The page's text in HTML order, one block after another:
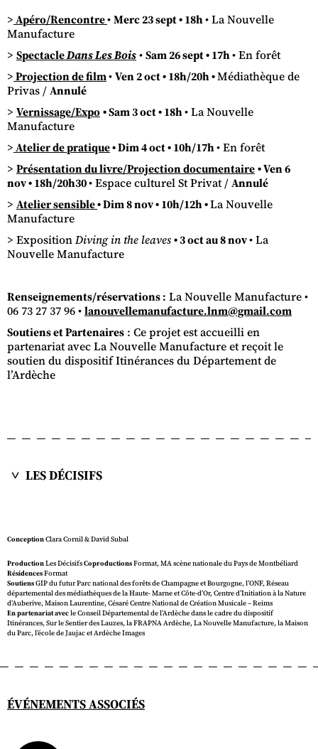
>Apéro/Rencontre•Merc 23 sept • 18h• La Nouvelle
Manufacture
> SpectacleDans Les Bois•Sam 26 sept • 17h• En forêt
>Projection de film•Ven 2 oct • 18h/20h •Médiathèque de
Privas /Annulé
> Vernissage/Expo• Sam 3 oct • 18h• La Nouvelle
Manufacture
>Atelier de pratique• Dim 4 oct • 10h/17h• En forêt
> Présentation du livre/Projection documentaire• Ven 6
nov • 18h/20h30• Espace culturel St Privat /Annulé
> Atelier sensible• Dim 8 nov • 10h/12h •La Nouvelle
Manufacture
> ExpositionDiving in the leaves• 3 oct au 8 nov• La
Nouvelle Manufacture
Renseignements/réservations : La Nouvelle Manufacture •
06 73 27 37 96 •lanouvellemanufacture.lnm@gmail.com
Soutiens et Partenaires : Ce projet est accueilli en
partenariat avec La Nouvelle Manufacture et reçoit le
soutien du dispositif Itinérances du Département de
l’Ardèche
LES DÉCISIFS
ConceptionClara Cornil & David Subal
ProductionLes DécisifsCoproductionsFormat, MA scène nationale du Pays de Montbéliard
RésidencesFormat
SoutiensGIP du futur Parc national des forêts de Champagne et Bourgogne, l’ONF, Réseau
départemental des médiathèques de la Haute- Marne et Côte-d’Or, Centre d’Initiation à la Nature
d’Auberive, Maison Laurentine, Césaré Centre National de Création Musicale – Reims
En partenariat avecle Conseil Départemental de l’Ardèche dans le cadre du dispositif
Itinérances, Sur le Sentier des Lauzes, la FRAPNA Ardèche, La Nouvelle Manufacture, la Maison
du Parc, l’école de Jaujac et Ardèche Images
ÉVÉNEMENTS ASSOCIÉS